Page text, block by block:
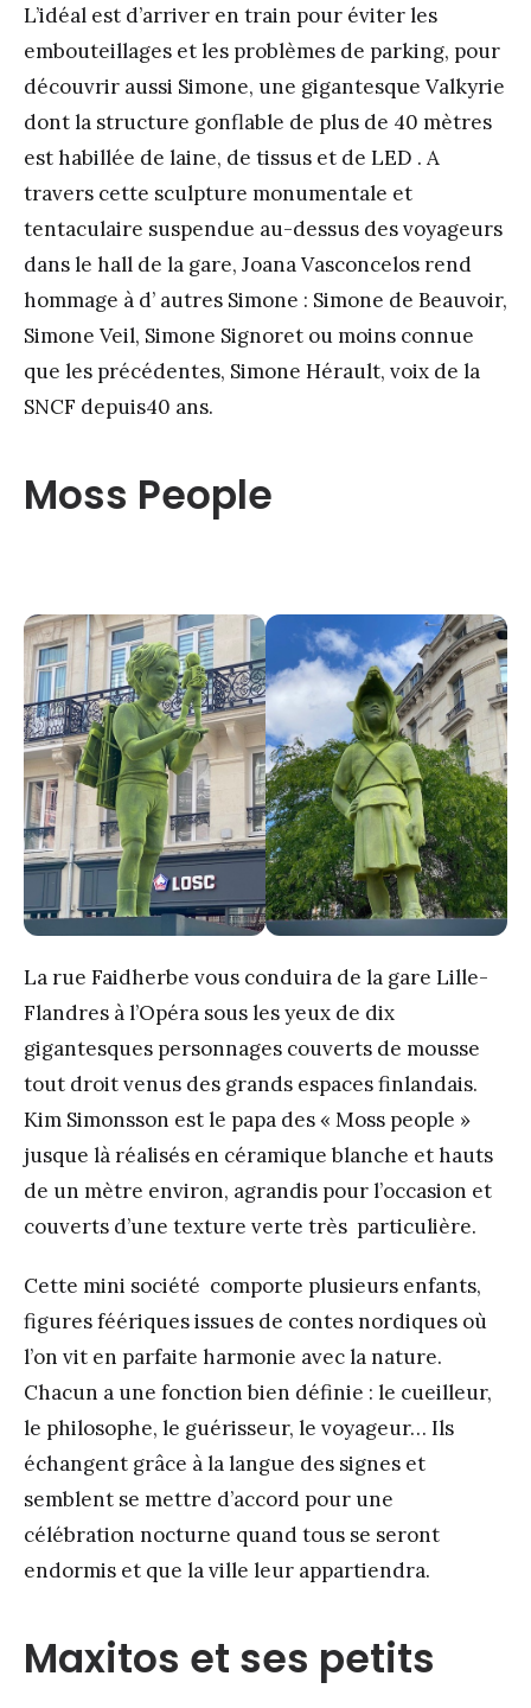
L’idéal est d’arriver en train pour éviter les
embouteillages et les problèmes de parking, pour
découvrir aussi Simone, une gigantesque Valkyrie
dont la structure gonflable de plus de 40 mètres
est habillée de laine, de tissus et de LED . A
travers cette sculpture monumentale et
tentaculaire suspendue au-dessus des voyageurs
dans le hall de la gare, Joana Vasconcelos rend
hommage à d’ autres Simone : Simone de Beauvoir,
Simone Veil, Simone Signoret ou moins connue
que les précédentes, Simone Hérault, voix de la
SNCF depuis40 ans.
Moss People
La rue Faidherbe vous conduira de la gare Lille-
Flandres à l’Opéra sous les yeux de dix
gigantesques personnages couverts de mousse
tout droit venus des grands espaces finlandais.
Kim Simonsson est le papa des « Moss people »
jusque là réalisés en céramique blanche et hauts
de un mètre environ, agrandis pour l’occasion et
couverts d’une texture verte très particulière.
Cette mini société comporte plusieurs enfants,
figures féériques issues de contes nordiques où
l’on vit en parfaite harmonie avec la nature.
Chacun a une fonction bien définie : le cueilleur,
le philosophe, le guérisseur, le voyageur… Ils
échangent grâce à la langue des signes et
semblent se mettre d’accord pour une
célébration nocturne quand tous se seront
endormis et que la ville leur appartiendra.
Maxitos et ses petits